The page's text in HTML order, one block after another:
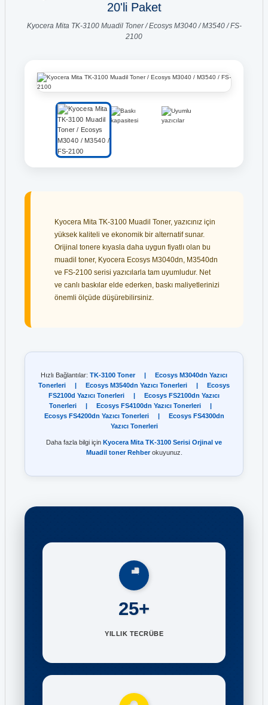
20'li Paket
Kyocera Mita TK-3100 Muadil Toner / Ecosys M3040 / M3540 / FS-
2100
Kyocera Mita TK-3100 Muadil Toner, yazıcınız için
yüksek kaliteli ve ekonomik bir alternatif sunar.
Orijinal tonere kıyasla daha uygun fiyatlı olan bu
muadil toner, Kyocera Ecosys M3040dn, M3540dn
ve FS-2100 serisi yazıcılarla tam uyumludur. Net
ve canlı baskılar elde ederken, baskı maliyetlerinizi
önemli ölçüde düşürebilirsiniz.
Hızlı Bağlantılar: TK-3100 Toner |
Ecosys M3040dn Yazıcı
Tonerleri
| Ecosys M3540dn Yazıcı Tonerleri |
Ecosys
FS2100d Yazıcı Tonerleri
|
Ecosys FS2100dn Yazıcı
Tonerleri
| Ecosys FS4100dn Yazıcı Tonerleri
|
Ecosys FS4200dn Yazıcı Tonerleri
|
Ecosys FS4300dn
Yazıcı Tonerleri
Daha fazla bilgi için Kyocera Mita TK-3100 Serisi Orjinal ve
Muadil toner Rehberokuyunuz.
25+
YILLIK TECRÜBE